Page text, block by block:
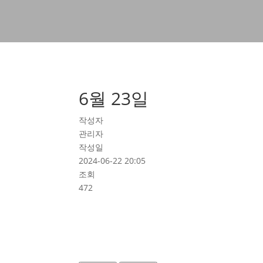
6월 23일
작성자
관리자
작성일
2024-06-22 20:05
조회
472